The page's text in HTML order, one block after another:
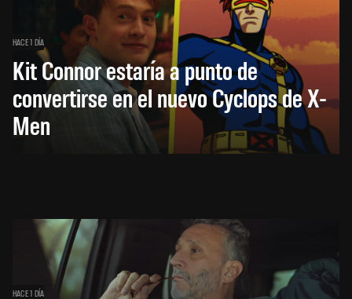
HACE 1 DÍA
Kit Connor estaría a punto de
convertirse en el nuevo Cyclops de X-
Men
HACE 1 DÍA